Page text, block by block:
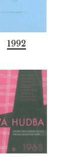
1992